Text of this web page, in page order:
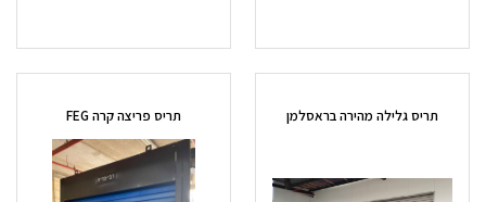
תריס גלילה מהירה בראסלמן תריס פריצה קרה FEG